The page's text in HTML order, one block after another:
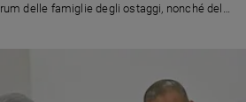
delle famiglie degli ostaggi, nonché del